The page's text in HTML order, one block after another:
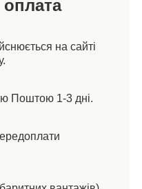
оплата
на сайті
Поштою 1-3 дні.